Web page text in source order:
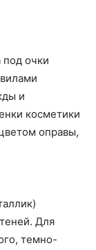
под очки
и
косметики
оправы,
Для
темно-